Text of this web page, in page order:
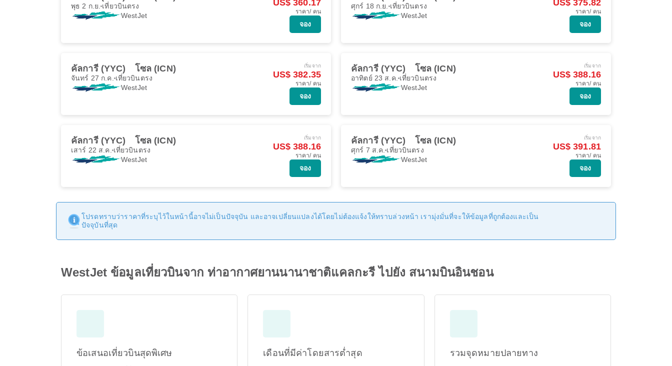
พุธ 2 ก.ย. เที่ยวบินตรง
WestJet
US$ 360.17
ราคา/ คน
จอง
ศุกร์ 18 ก.ย. เที่ยวบินตรง
WestJet
US$ 375.82
ราคา/ คน
จอง
คัลการี (YYC) โซล (ICN)
จันทร์ 27 ก.ค. เที่ยวบินตรง
WestJet
เริ่มจาก
US$ 382.35
ราคา/ คน
จอง
คัลการี (YYC) โซล (ICN)
อาทิตย์ 23 ส.ค. เที่ยวบินตรง
WestJet
เริ่มจาก
US$ 388.16
ราคา/ คน
จอง
คัลการี (YYC) โซล (ICN)
เสาร์ 22 ส.ค. เที่ยวบินตรง
WestJet
เริ่มจาก
US$ 388.16
ราคา/ คน
จอง
คัลการี (YYC) โซล (ICN)
ศุกร์ 7 ส.ค. เที่ยวบินตรง
WestJet
เริ่มจาก
US$ 391.81
ราคา/ คน
จอง
โปรดทราบว่าราคาที่ระบุไว้ในหน้านี้อาจไม่เป็นปัจจุบัน และอาจเปลี่ยนแปลงได้โดยไม่ต้องแจ้งให้ทราบล่วงหน้า เรามุ่งมั่นที่จะให้ข้อมูลที่ถูกต้องและเป็น
ปัจจุบันที่สุด
WestJet ข้อมูลเที่ยวบินจาก ท่าอากาศยานนานาชาติแคลกะรี ไปยัง สนามบินอินชอน
ข้อเสนอเที่ยวบินสุดพิเศษ เดือนที่มีค่าโดยสารต่ำสุด รวมจุดหมายปลายทาง